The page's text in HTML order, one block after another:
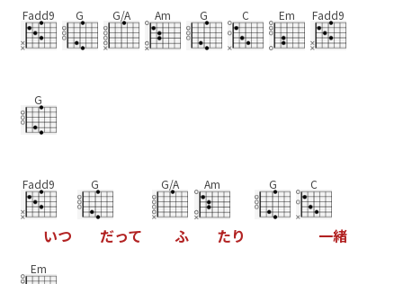
Fadd9 G G/A Am G C Em Fadd9
G
Fadd9
いつ
G
だって
G/A
ふ
Am
たり
G C
一緒
Em